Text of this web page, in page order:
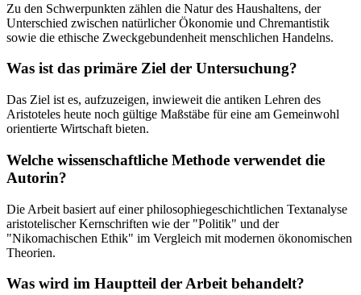
Zu den Schwerpunkten zählen die Natur des Haushaltens, der
Unterschied zwischen natürlicher Ökonomie und Chremantistik
sowie die ethische Zweckgebundenheit menschlichen Handelns.
Was ist das primäre Ziel der Untersuchung?
Das Ziel ist es, aufzuzeigen, inwieweit die antiken Lehren des
Aristoteles heute noch gültige Maßstäbe für eine am Gemeinwohl
orientierte Wirtschaft bieten.
Welche wissenschaftliche Methode verwendet die
Autorin?
Die Arbeit basiert auf einer philosophiegeschichtlichen Textanalyse
aristotelischer Kernschriften wie der "Politik" und der
"Nikomachischen Ethik" im Vergleich mit modernen ökonomischen
Theorien.
Was wird im Hauptteil der Arbeit behandelt?